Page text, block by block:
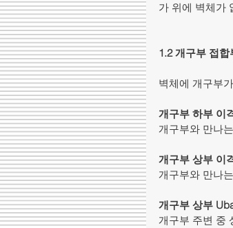
가 위에 벽체가
1.2 개구부 접합
벽체에 개구부
개구부 하부 이
개구부와 만나
개구부 상부 이
개구부와 만나
개구부 상부
개구부 주변 중